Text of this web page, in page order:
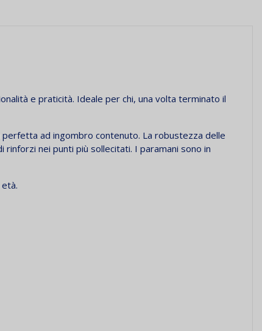
e praticità. Ideale per chi, una volta terminato il
perfetta ad ingombro contenuto. La robustezza delle
nei punti più sollecitati. I paramani sono in